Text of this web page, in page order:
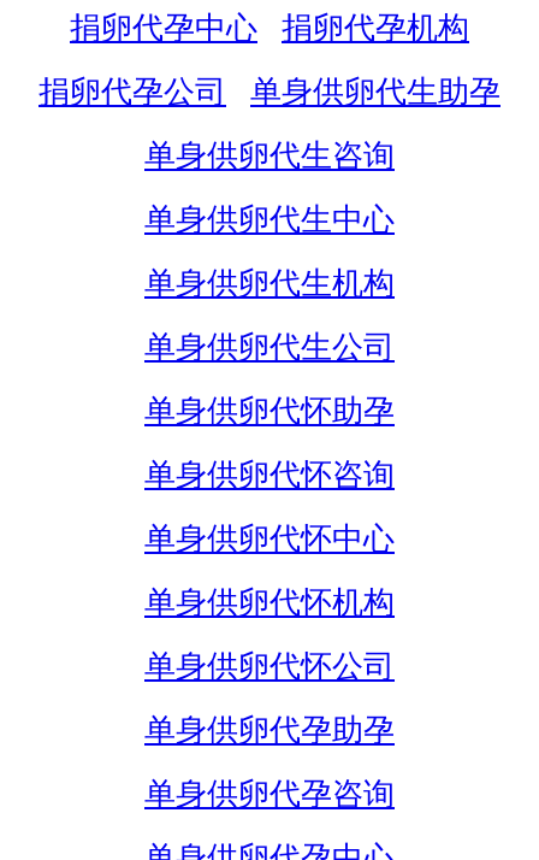
捐卵代孕中心
捐卵代孕机构
捐卵代孕公司
单身供卵代生助孕
单身供卵代生咨询
单身供卵代生中心
单身供卵代生机构
单身供卵代生公司
单身供卵代怀助孕
单身供卵代怀咨询
单身供卵代怀中心
单身供卵代怀机构
单身供卵代怀公司
单身供卵代孕助孕
单身供卵代孕咨询